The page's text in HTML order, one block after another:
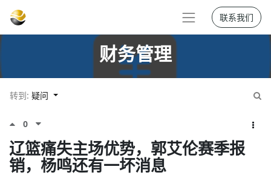
联系我们
财务管理
转到: 疑问
0
辽篮痛失主场优势，郭艾伦赛季报
销，杨鸣还有一坏消息